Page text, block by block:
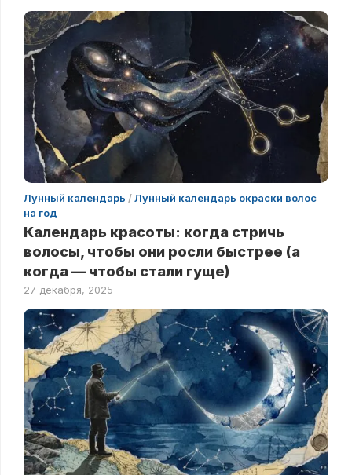
Лунный календарь /Лунный календарь окраски волос
на год
Календарь красоты: когда стричь
волосы, чтобы они росли быстрее (а
когда — чтобы стали гуще)
27 декабря, 2025